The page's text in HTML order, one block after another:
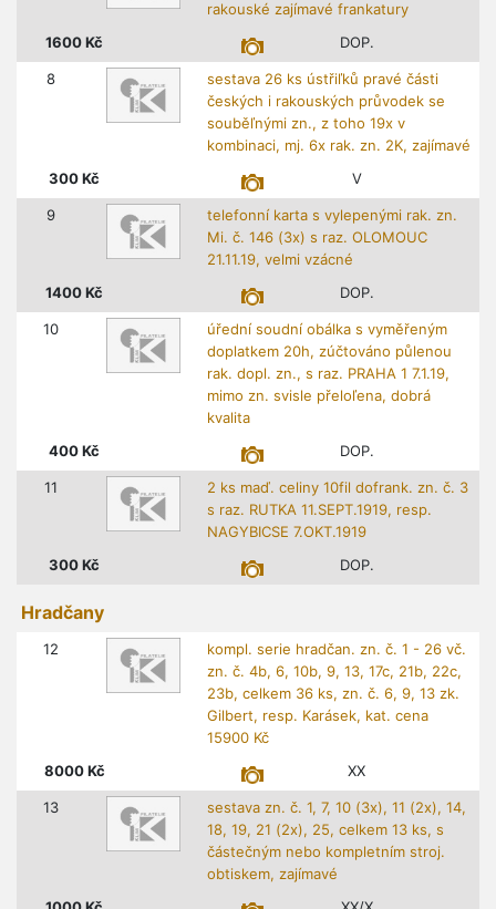
rakouské zajímavé frankatury
1600 Kč DOP.
8
sestava 26 ks ústřiľků pravé části
českých i rakouských průvodek se
souběľnými zn., z toho 19x v
kombinaci, mj. 6x rak. zn. 2K, zajímavé
300 Kč V
9
telefonní karta s vylepenými rak. zn.
Mi. č. 146 (3x) s raz. OLOMOUC
21.11.19, velmi vzácné
1400 Kč DOP.
10
úřední soudní obálka s vyměřeným
doplatkem 20h, zúčtováno půlenou
rak. dopl. zn., s raz. PRAHA 1 7.1.19,
mimo zn. svisle přeloľena, dobrá
kvalita
400 Kč DOP.
11
2 ks maď. celiny 10fil dofrank. zn. č. 3
s raz. RUTKA 11.SEPT.1919, resp.
NAGYBICSE 7.OKT.1919
300 Kč DOP.
Hradčany
12
kompl. serie hradčan. zn. č. 1 - 26 vč.
zn. č. 4b, 6, 10b, 9, 13, 17c, 21b, 22c,
23b, celkem 36 ks, zn. č. 6, 9, 13 zk.
Gilbert, resp. Karásek, kat. cena
15900 Kč
8000 Kč XX
13
sestava zn. č. 1, 7, 10 (3x), 11 (2x), 14,
18, 19, 21 (2x), 25, celkem 13 ks, s
částečným nebo kompletním stroj.
obtiskem, zajímavé